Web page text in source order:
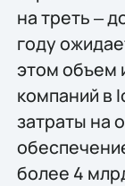
на треть ‒
году
этом объем
компаний в
затраты на
более 4